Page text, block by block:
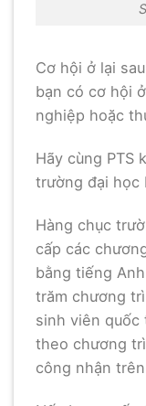
Cơ hội ở lại
bạn có cơ hội
nghiệp hoặc
Hãy cùng PTS
trường đại học
Hàng chục
cấp các
bằng tiếng
trăm chương
sinh viên quốc
theo chương
công nhận